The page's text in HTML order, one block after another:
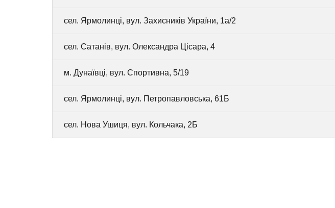
сел. Ярмолинці, вул. Захисників України, 1а/2
сел. Сатанів, вул. Олександра Цісара, 4
м. Дунаївці, вул. Спортивна, 5/19
сел. Ярмолинці, вул. Петропавловська, 61Б
сел. Нова Ушиця, вул. Кольчака, 2Б